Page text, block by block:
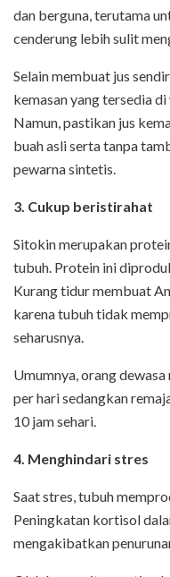
dan berguna, terutama
cenderung lebih sulit
Selain membuat jus
kemasan yang tersedia di
Namun, pastikan jus
buah asli serta tanpa
pewarna sintetis.
3. Cukup beristirahat
Sitokin merupakan
tubuh. Protein ini
Kurang tidur membuat
karena tubuh tidak
seharusnya.
Umumnya, orang
per hari sedangkan
10 jam sehari.
4. Menghindari stres
Saat stres, tubuh
Peningkatan kortisol
mengakibatkan